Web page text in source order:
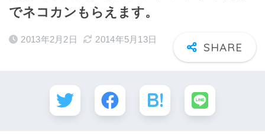
でネコカンもらえます。
2013年2月2日 2014年5月13日